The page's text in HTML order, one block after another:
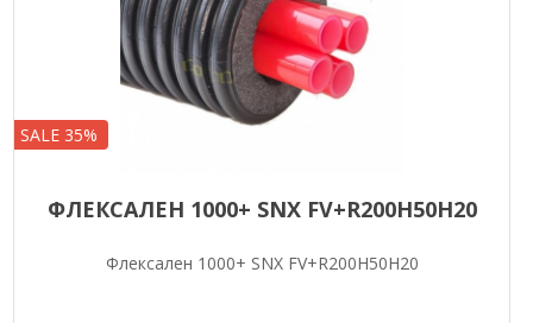
SALE 35%
ФЛЕКСАЛЕН 1000+ SNX FV+R200H50H20
Флексален 1000+ SNX FV+R200H50H20